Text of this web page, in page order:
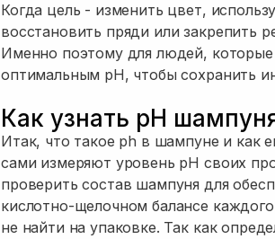
Когда цель - изменить цвет,
восстановить пряди или закрепить
Именно поэтому для людей,
оптимальным pH, чтобы сохранить
Как узнать pH
Итак, что такое ph в шампуне и как
сами измеряют уровень pH своих
проверить состав шампуня для
кислотно-щелочном балансе
не найти на упаковке. Так как